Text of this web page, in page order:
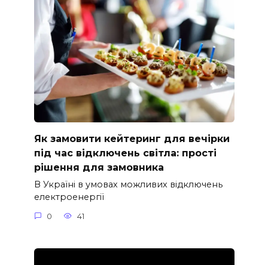
Як замовити кейтеринг для вечірки
під час відключень світла: прості
рішення для замовника
В Україні в умовах можливих відключень
електроенергії
0 41